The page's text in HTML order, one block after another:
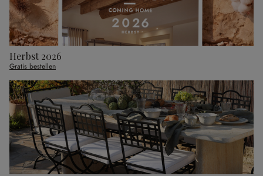
Herbst 2026
Gratis bestellen